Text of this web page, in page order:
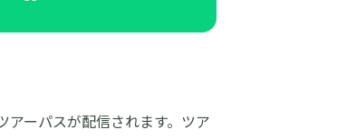
アーパスが配信されます。ツア